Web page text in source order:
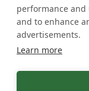
performance and
and to enhance
advertisements.
Learn more
719